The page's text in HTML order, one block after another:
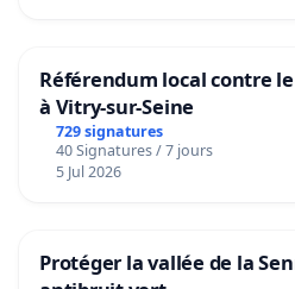
Référendum local contre
à Vitry-sur-Seine
729 signatures
40 Signatures / 7 jours
5 Jul 2026
Protéger la vallée de la